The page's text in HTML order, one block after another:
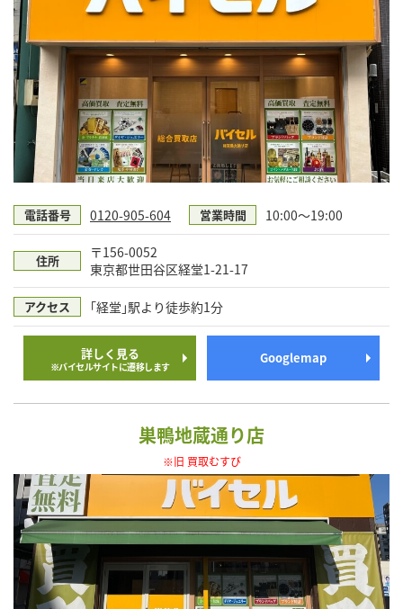
電話番号 0120-905-604 営業時間 10:00～19:00
住所
〒156-0052
東京都世田谷区経堂1-21-17
アクセス ｢経堂｣駅より徒歩約1分
詳しく見る
※バイセルサイトに遷移します
Googlemap
巣鴨地蔵通り店
※旧 買取むすび